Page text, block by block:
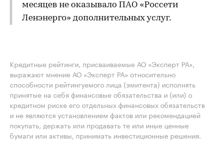
месяцев не оказывало ПАО «Россети
Ленэнерго» дополнительных услуг.
Кредитные рейтинги, присваиваемые АО «Эксперт РА»,
выражают мнение АО «Эксперт РА» относительно
способности рейтингуемого лица (эмитента) исполнять
принятые на себя финансовые обязательства и (или) о
кредитном риске его отдельных финансовых обязательств
и не являются установлением фактов или рекомендацией
покупать, держать или продавать те или иные ценные
бумаги или активы, принимать инвестиционные решения.